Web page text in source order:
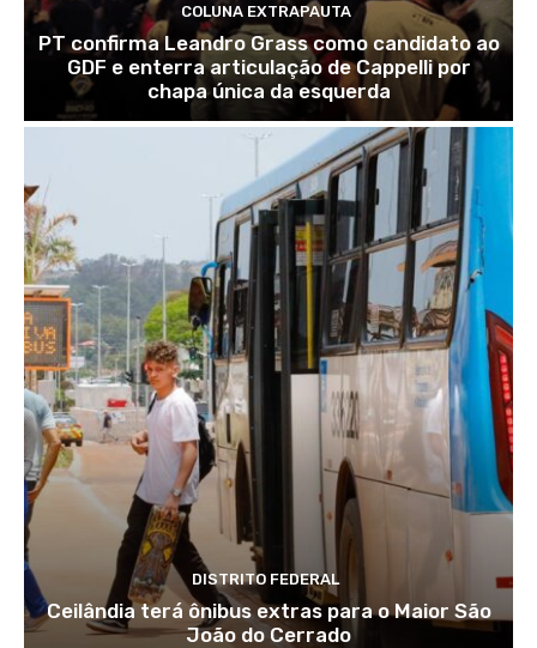
COLUNA EXTRAPAUTA
PT confirma Leandro Grass como candidato ao
GDF e enterra articulação de Cappelli por
chapa única da esquerda
DISTRITO FEDERAL
Ceilândia terá ônibus extras para o Maior São
João do Cerrado